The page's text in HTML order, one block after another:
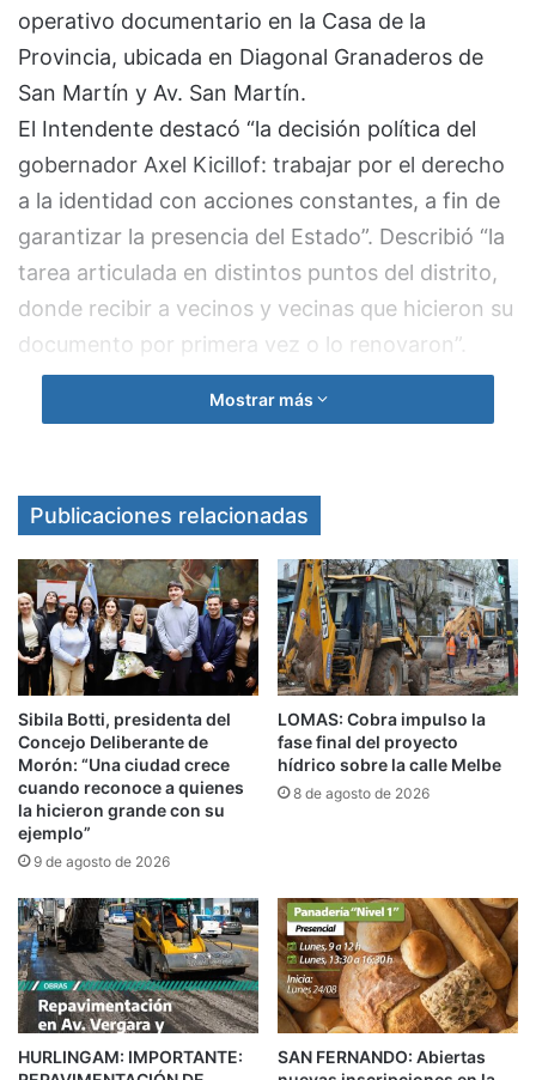
operativo documentario en la Casa de la
Provincia, ubicada en Diagonal Granaderos de
San Martín y Av. San Martín.
El Intendente destacó “la decisión política del
gobernador Axel Kicillof: trabajar por el derecho
a la identidad con acciones constantes, a fin de
garantizar la presencia del Estado”. Describió “la
tarea articulada en distintos puntos del distrito,
donde recibir a vecinos y vecinas que hicieron su
documento por primera vez o lo renovaron”.
La integrante del gabinete provincial especificó
impacto social como económico de la
ciudadanía”.
Marisa -de Villa Argentina- reconoció “lo
accesible y cercano” de la jornada a la
comunidad. Ella hizo el DNI para su hijo y apreció
“el trato excelente”.
Desde Santo Tomás, Renata fue con su mamá
Silvina a confeccionar un nuevo ejemplar por su
vencimiento. Ambas explicaron que “no
disponíamos de muchos horarios por temas
laborales y de escuela, así que nos vino perfecto,
fueron muy amables”.
Norma y Mirta, de Monte Cudine, subrayaron “la
Mostrar más
Publicaciones relacionadas
Sibila Botti, presidenta del
Concejo Deliberante de
Morón: “Una ciudad crece
cuando reconoce a quienes
la hicieron grande con su
ejemplo”
9 de agosto de 2026
LOMAS: Cobra impulso la
fase final del proyecto
hídrico sobre la calle Melbe
8 de agosto de 2026
HURLINGAM: IMPORTANTE:
SAN FERNANDO: Abiertas